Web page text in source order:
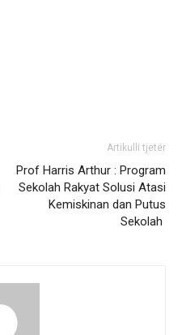
Artikulli tjetër
Prof Harris Arthur : Program
Sekolah Rakyat Solusi Atasi
Kemiskinan dan Putus
Sekolah